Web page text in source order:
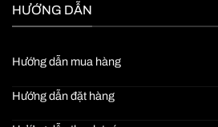
HƯỚNG DẪN
Hướng dẫn mua hàng
Hướng dẫn đặt hàng